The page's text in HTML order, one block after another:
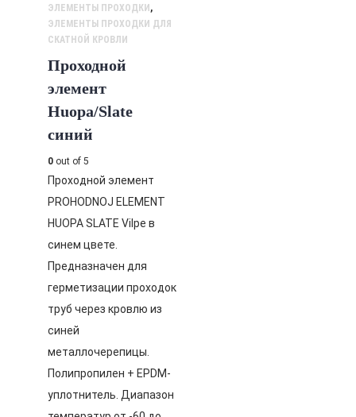
ЭЛЕМЕНТЫ ПРОХОДКИ,
ЭЛЕМЕНТЫ ПРОХОДКИ ДЛЯ
СКАТНОЙ КРОВЛИ
Проходной
элемент
Huopa/Slate
синий
0 out of 5
Проходной элемент
PROHODNOJ ELEMENT
HUOPA SLATE Vilpe в
синем цвете.
Предназначен для
герметизации проходок
труб через кровлю из
синей
металлочерепицы.
Полипропилен + EPDM-
уплотнитель. Диапазон